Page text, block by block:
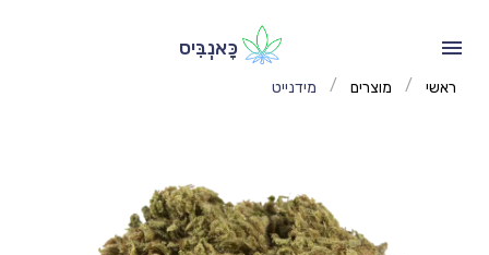
כָּאנְבִּיס
ראשי מוצרים מידנייט